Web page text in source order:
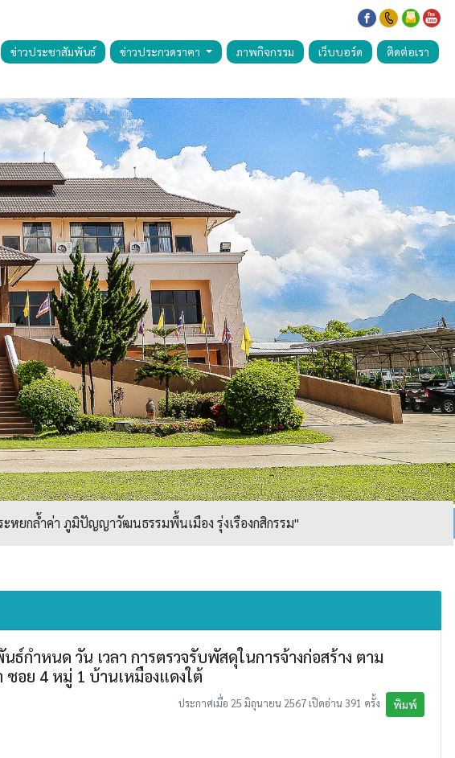
ข่าวประชาสัมพันธ์ ข่าวประกวดราคา ภาพกิจกรรม เว็บบอร์ด ติดต่อเรา
หยกล้ำค่า ภูมิปัญญาวัฒนธรรมพื้นเมือง รุ่งเรืองกสิกรรม"
กำหนด วัน เวลา การตรวจรับพัสดุในการจ้างก่อสร้าง ตาม
ซอย 4 หมู่ 1 บ้านเหมืองแดงใต้
ประกาศเมื่อ 25 มิถุนายน 2567 เปิดอ่าน 391 ครั้ง พิมพ์